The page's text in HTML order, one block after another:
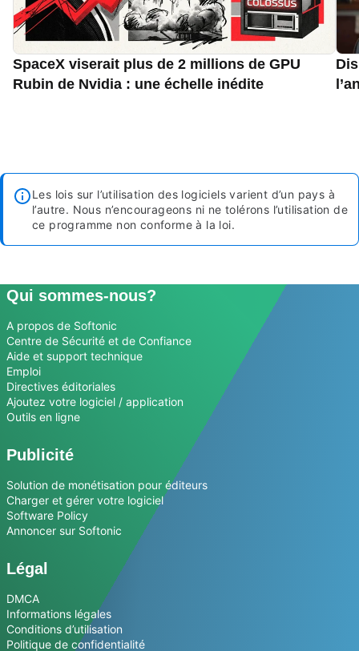
SpaceX viserait plus de 2 millions de GPU
Rubin de Nvidia : une échelle inédite
Les lois sur l’utilisation des logiciels varient d’un pays à
l’autre. Nous n’encourageons ni ne tolérons l’utilisation de
ce programme non conforme à la loi.
Qui sommes-nous?
A propos de Softonic
Centre de Sécurité et de Confiance
Aide et support technique
Emploi
Directives éditoriales
Ajoutez votre logiciel / application
Outils en ligne
Publicité
Solution de monétisation pour éditeurs
Charger et gérer votre logiciel
Software Policy
Annoncer sur Softonic
Légal
DMCA
Informations légales
Conditions d’utilisation
Politique de confidentialité